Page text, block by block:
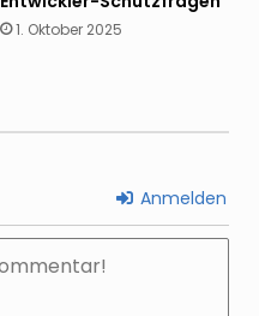
1. Oktober 2025
Anmelden